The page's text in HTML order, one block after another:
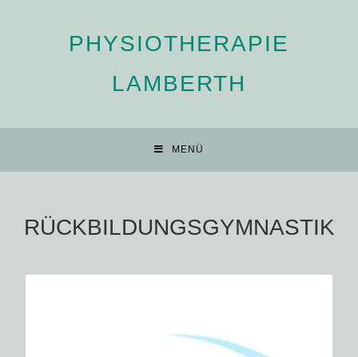
PHYSIOTHERAPIE
LAMBERTH
MENÜ
RÜCKBILDUNGSGYMNASTIK